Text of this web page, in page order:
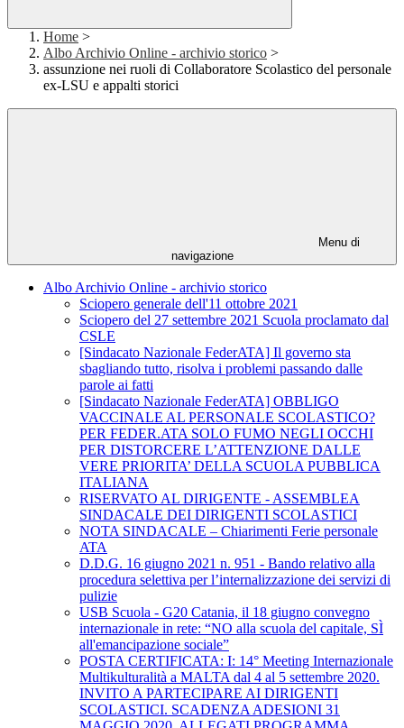
Home >
Albo Archivio Online - archivio storico >
assunzione nei ruoli di Collaboratore Scolastico del personale
ex-LSU e appalti storici
Menu di
navigazione
Albo Archivio Online - archivio storico
Sciopero generale dell'11 ottobre 2021
Sciopero del 27 settembre 2021 Scuola proclamato dal
CSLE
[Sindacato Nazionale FederATA] Il governo sta
sbagliando tutto, risolva i problemi passando dalle
parole ai fatti
[Sindacato Nazionale FederATA] OBBLIGO
VACCINALE AL PERSONALE SCOLASTICO?
PER FEDER.ATA SOLO FUMO NEGLI OCCHI
PER DISTORCERE L’ATTENZIONE DALLE
VERE PRIORITA’ DELLA SCUOLA PUBBLICA
ITALIANA
RISERVATO AL DIRIGENTE - ASSEMBLEA
SINDACALE DEI DIRIGENTI SCOLASTICI
NOTA SINDACALE – Chiarimenti Ferie personale
ATA
D.D.G. 16 giugno 2021 n. 951 - Bando relativo alla
procedura selettiva per l’internalizzazione dei servizi di
pulizie
USB Scuola - G20 Catania, il 18 giugno convegno
internazionale in rete: “NO alla scuola del capitale, SÌ
all'emancipazione sociale”
POSTA CERTIFICATA: I: 14° Meeting Internazionale
Multikulturalità a MALTA dal 4 al 5 settembre 2020.
INVITO A PARTECIPARE AI DIRIGENTI
SCOLASTICI. SCADENZA ADESIONI 31